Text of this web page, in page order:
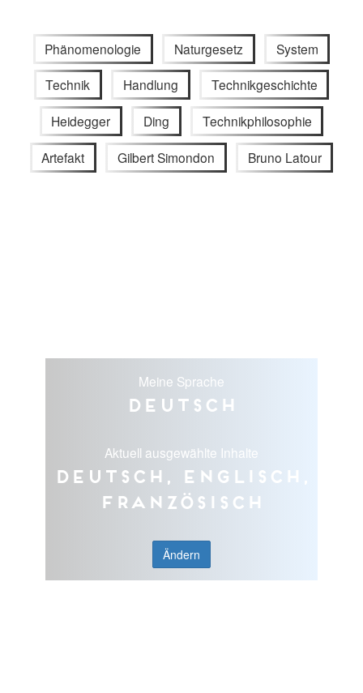
Phänomenologie Naturgesetz System
Technik Handlung Technikgeschichte
Heidegger Ding Technikphilosophie
Artefakt Gilbert Simondon Bruno Latour
Meine Sprache
Deutsch
Aktuell ausgewählte Inhalte
Deutsch, Englisch,
Französisch
Ändern